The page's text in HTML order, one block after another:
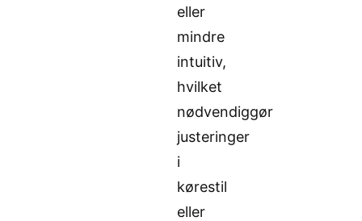
eller
mindre
intuitiv,
hvilket
nødvendiggør
justeringer
i
kørestil
eller